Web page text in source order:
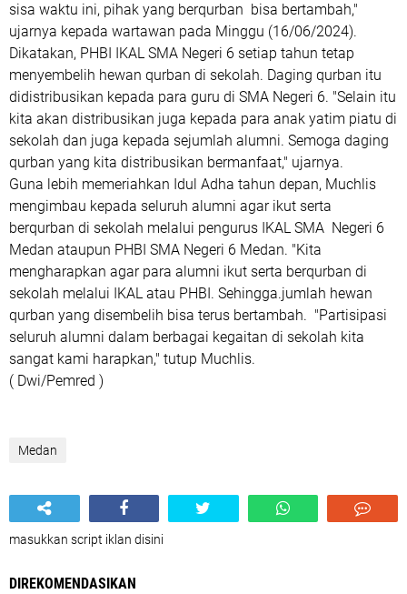
sisa waktu ini, pihak yang berqurban bisa bertambah,"
ujarnya kepada wartawan pada Minggu (16/06/2024).
Dikatakan, PHBI IKAL SMA Negeri 6 setiap tahun tetap
menyembelih hewan qurban di sekolah. Daging qurban itu
didistribusikan kepada para guru di SMA Negeri 6. "Selain itu
kita akan distribusikan juga kepada para anak yatim piatu di
sekolah dan juga kepada sejumlah alumni. Semoga daging
qurban yang kita distribusikan bermanfaat," ujarnya.
Guna lebih memeriahkan Idul Adha tahun depan, Muchlis
mengimbau kepada seluruh alumni agar ikut serta
berqurban di sekolah melalui pengurus IKAL SMA Negeri 6
Medan ataupun PHBI SMA Negeri 6 Medan. "Kita
mengharapkan agar para alumni ikut serta berqurban di
sekolah melalui IKAL atau PHBI. Sehingga.jumlah hewan
qurban yang disembelih bisa terus bertambah. "Partisipasi
seluruh alumni dalam berbagai kegaitan di sekolah kita
sangat kami harapkan," tutup Muchlis.
( Dwi/Pemred )
Medan
masukkan script iklan disini
DIREKOMENDASIKAN